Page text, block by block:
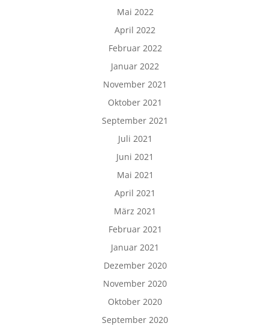
Mai 2022
April 2022
Februar 2022
Januar 2022
November 2021
Oktober 2021
September 2021
Juli 2021
Juni 2021
Mai 2021
April 2021
März 2021
Februar 2021
Januar 2021
Dezember 2020
November 2020
Oktober 2020
September 2020